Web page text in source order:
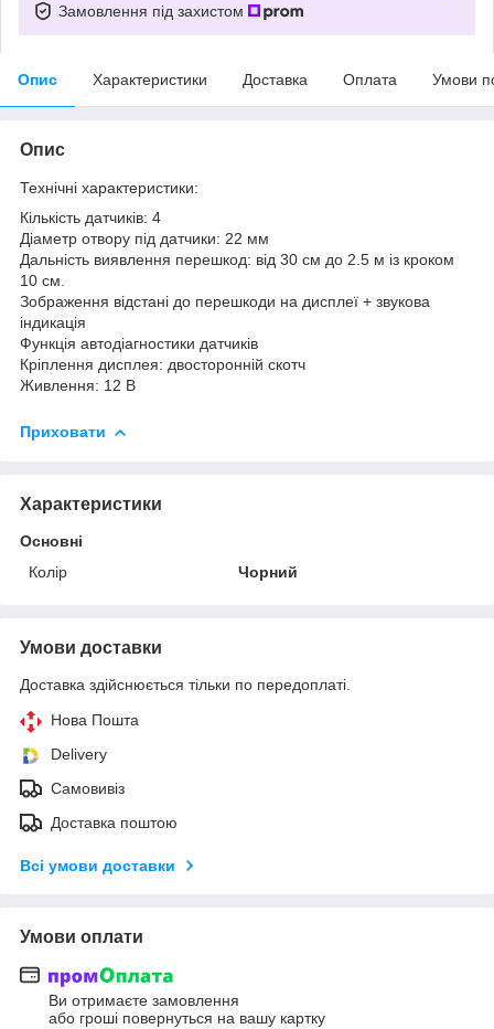
Замовлення під захистом
Опис Характеристики Доставка Оплата Умови
Опис
Технічні характеристики:
Кількість датчиків: 4
Діаметр отвору під датчики: 22 мм
Дальність виявлення перешкод: від 30 см до 2.5 м із кроком
10 см.
Зображення відстані до перешкоди на дисплеї + звукова
індикація
Функція автодіагностики датчиків
Кріплення дисплея: двосторонній скотч
Живлення: 12 В
Приховати
Характеристики
Основні
Колір
Чорний
Умови доставки
Доставка здійснюється тільки по передоплаті.
Нова Пошта
Delivery
Самовивіз
Доставка поштою
Всі умови доставки
Умови оплати
Ви отримаєте замовлення
або гроші повернуться на вашу картку